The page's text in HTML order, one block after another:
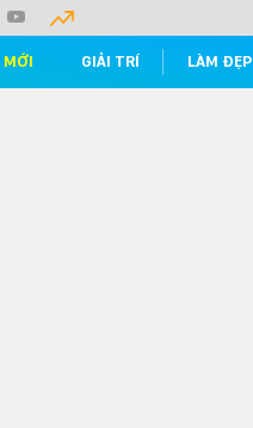
MỚI GIẢI TRÍ LÀM ĐẸP